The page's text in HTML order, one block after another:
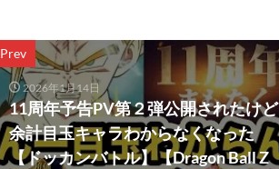
Prev
2026年1月14日
11周年予告PV第２弾公開されたけど
余計目玉キャラわからなくなった
【ドッカンバトル】【Dragon Ball Z